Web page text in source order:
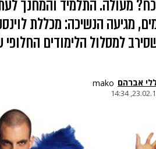
מעולה. התלמיד והמחנך
מגיעה הנשיכה: מכללת
למסלול הלימודים
אברהם mako
23.02.16,